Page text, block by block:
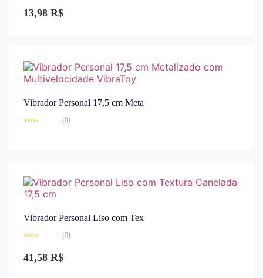
0
de
13,98 R$
Vibrador Personal 17,5 cm Meta
(0)
Vibrador Personal Liso com Tex
0
de
(0)
41,58 R$